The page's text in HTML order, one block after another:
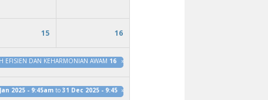
15 16
EFISIEN DAN KEHARMONIAN AWAM 16 Jan 2025 - 10:15am
»
2025 - 9:45am to31 Dec 2025 - 9:45am»